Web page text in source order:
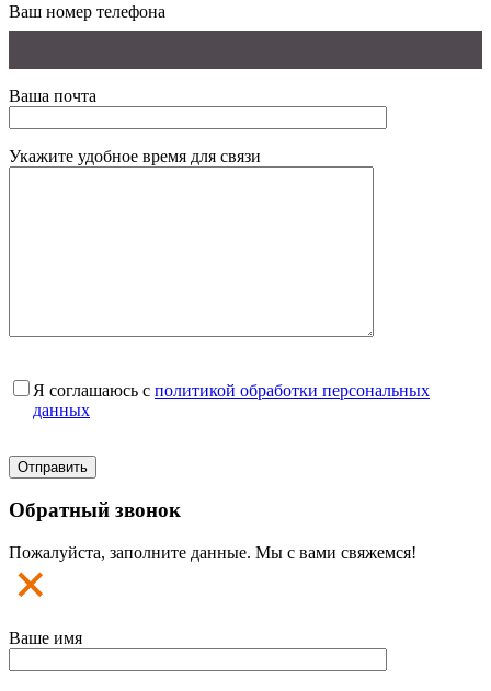
Ваш номер телефона
Ваша почта
Укажите удобное время для связи
Я соглашаюсь с политикой обработки персональных
данных
Обратный звонок
Пожалуйста, заполните данные. Мы с вами свяжемся!
Ваше имя